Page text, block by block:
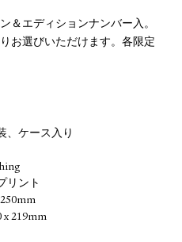
＆エディションナンバー入。
お選びいただけます。各限定
、ケース入り
リント
x 219mm